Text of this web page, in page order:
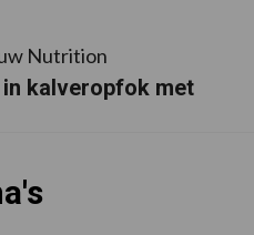
Nutrition
kalveropfok met